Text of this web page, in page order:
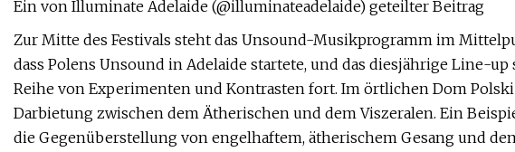
Ein von Illuminate Adelaide (@illuminateadelaide) geteilter Beitrag
Zur Mitte des Festivals steht das Unsound-Musikprogramm im
dass Polens Unsound in Adelaide startete, und das diesjährige Line-
Reihe von Experimenten und Kontrasten fort. Im örtlichen Dom
Darbietung zwischen dem Ätherischen und dem Viszeralen. Ein
die Gegenüberstellung von engelhaftem, ätherischem Gesang und